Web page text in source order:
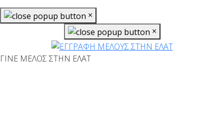
×
×
ΓΙΝΕ ΜΕΛΟΣ ΣΤΗΝ ΕΛΑΤ